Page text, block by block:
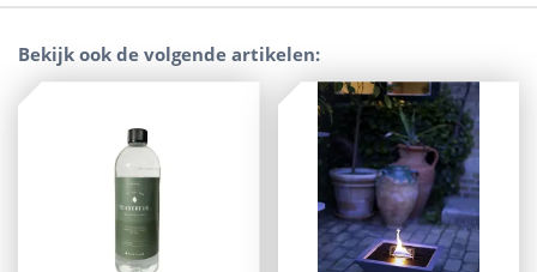
Bekijk ook de volgende artikelen: